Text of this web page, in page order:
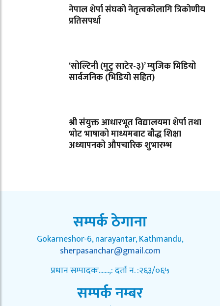
नेपाल शेर्पा संघको नेतृत्वकोलागि त्रिकोणीय
प्रतिसपर्धा
‘सोल्टिनी (मुटु साटेर-३)’ म्युजिक भिडियो
सार्वजनिक (भिडियो सहित)
श्री संयुक्त आधारभूत विद्यालयमा शेर्पा तथा
भोट भाषाको माध्यमबाट बौद्ध शिक्षा
अध्यापनको औपचारिक शुभारम्भ
सम्पर्क ठेगाना
Gokarneshor-6, narayantar, Kathmandu,
sherpasanchar@gmail.com
प्रधान सम्पादकः.......,: दर्ता न. :२६३/०६५
सम्पर्क नम्बर